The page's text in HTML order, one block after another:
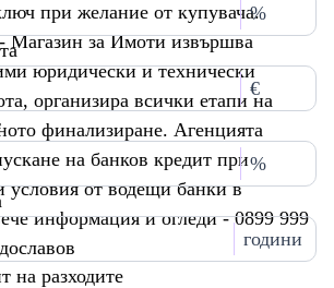
при желание от купувача.
Магазин за Имоти извършва
юридически и технически
организира всички етапи на
финализиране. Агенцията
на банков кредит при
условия от водещи банки в
информация и огледи - 0899 999
%
€
%
години
на разходите